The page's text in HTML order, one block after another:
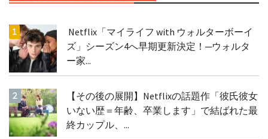
Netflix「マイライフ with ウォルターボーイ
ズ」シーズン4へ早期更新決定！─ウォルタ
ー家...
【その後の展開】Netflixの話題作「彼氏彼女
いない歴＝年齢、卒業します」で結ばれた最
終カップル、...